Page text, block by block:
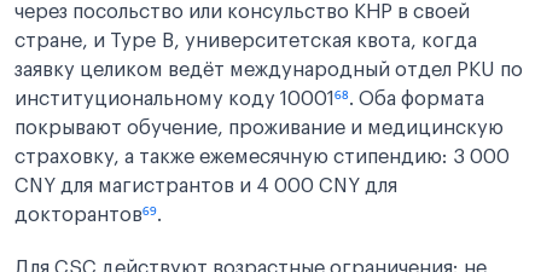
через посольство или консульство КНР в своей
стране, и Type B, университетская квота, когда
заявку целиком ведёт международный отдел PKU по
институциональному коду 10001⁶⁸. Оба формата
покрывают обучение, проживание и медицинскую
страховку, а также ежемесячную стипендию: 3 000
CNY для магистрантов и 4 000 CNY для
докторантов⁶⁹.
Для CSC действуют возрастные ограничения: не